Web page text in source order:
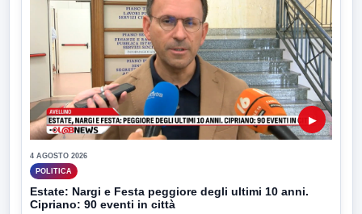
▶
4 AGOSTO 2026
POLITICA
Estate: Nargi e Festa peggiore degli ultimi 10 anni.
Cipriano: 90 eventi in città